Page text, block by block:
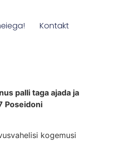
Kontakt
palli taga ajada ja
Poseidoni
kogemusi